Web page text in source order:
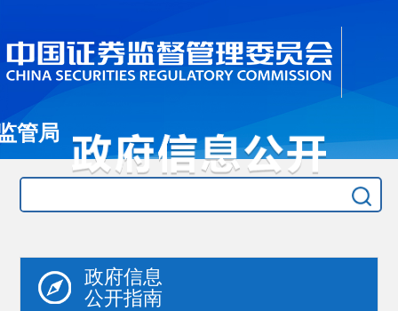
管局
政府信息
公开指南